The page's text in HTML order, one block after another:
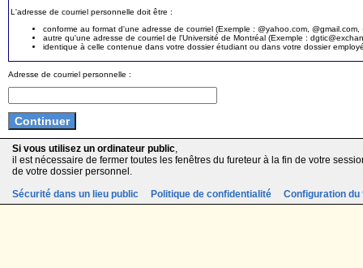
L'adresse de courriel personnelle doit être :
conforme au format d'une adresse de courriel (Exemple : @yahoo.com,
autre qu'une adresse de courriel de l'Université de Montréal (Exemple :
identique à celle contenue dans votre dossier étudiant ou dans votre dossier
Adresse de courriel personnelle :
Si vous utilisez un ordinateur public,
il est nécessaire de fermer toutes les fenêtres du fureteur à la fin de votre
de votre dossier personnel.
Sécurité dans un lieu public
Politique de confidentialité Configuration du